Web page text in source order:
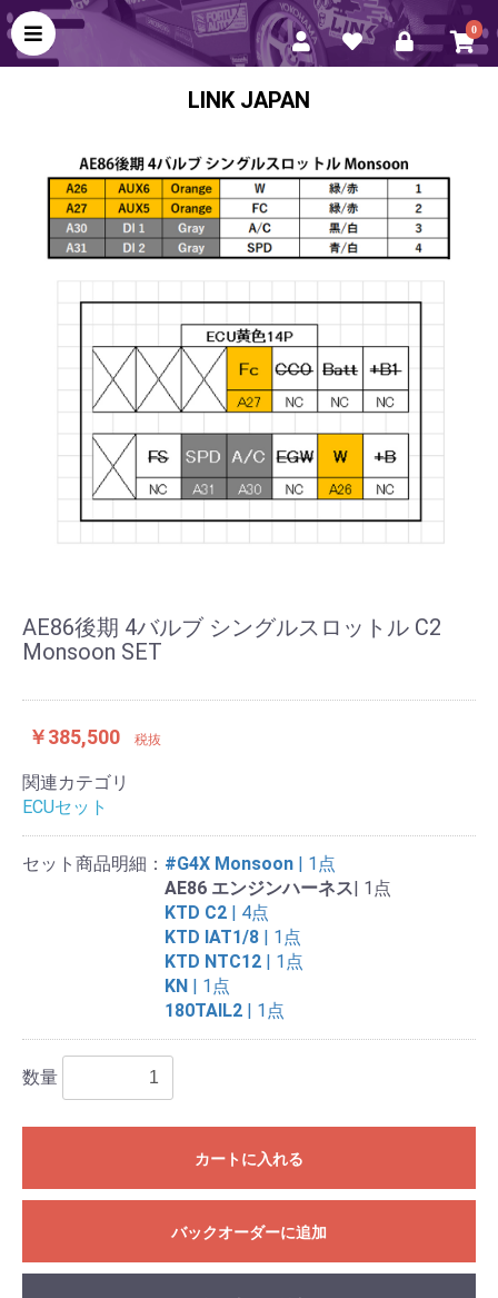
0
LINK JAPAN
AE86後期 4バルブ シングルスロットル C2
Monsoon SET
￥385,500 税抜
関連カテゴリ
ECUセット
セット商品明細： #G4X Monsoon | 1点
AE86 エンジンハーネス| 1点
KTD C2 | 4点
KTD IAT1/8 | 1点
KTD NTC12 | 1点
KN | 1点
180TAIL2 | 1点
数量
カートに入れる
バックオーダーに追加